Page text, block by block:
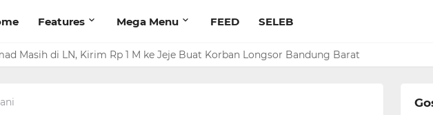
Features Mega Menu FEED SELEB
Masih di LN, Kirim Rp 1 M ke Jeje Buat Korban Longsor Bandung Barat